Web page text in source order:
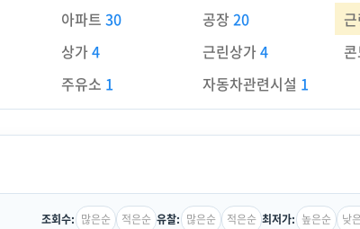
아파트30 공장20
상가4 근린상가4
주유소 1 자동차관련시설 1
조회수: 많은순 적은순 유찰: 많은순 적은순 최저가: 높은순 낮